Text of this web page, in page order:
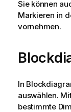
Sie können
Markieren in
vornehmen.
In
auswählen.
bestimmte